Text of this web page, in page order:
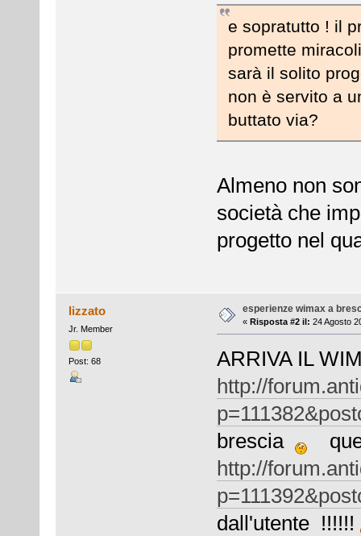
e sopratutto ! il
promette
sarà il solito
non è servito a
buttato via?
Almeno non
società che
progetto nel
lizzato
Jr. Member
Post: 68
esperienze wimax a
« Risposta #2 il: 24 Agosto
ARRIVA IL
http://
brescia
http://
dall'utente !!!!!!